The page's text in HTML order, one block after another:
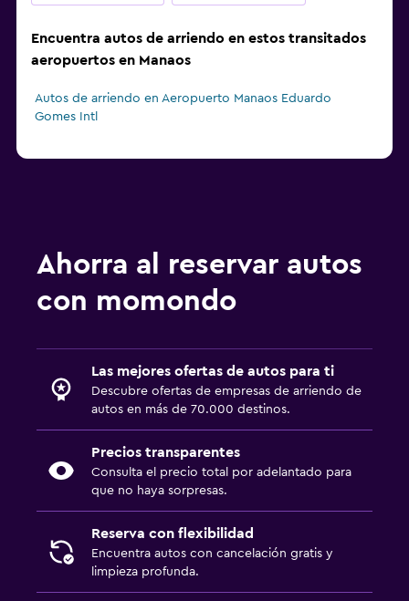
Encuentra autos de arriendo en estos transitados
aeropuertos en Manaos
Autos de arriendo en Aeropuerto Manaos Eduardo
Gomes Intl
Ahorra al reservar autos
con momondo
Las mejores ofertas de autos para ti
Descubre ofertas de empresas de arriendo de
autos en más de 70.000 destinos.
Precios transparentes
Consulta el precio total por adelantado para
que no haya sorpresas.
Reserva con flexibilidad
Encuentra autos con cancelación gratis y
limpieza profunda.